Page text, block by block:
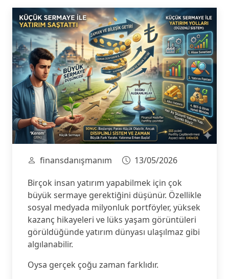
finansdanışmanım
13/05/2026
Birçok insan yatırım yapabilmek için çok
büyük sermaye gerektiğini düşünür. Özellikle
sosyal medyada milyonluk portföyler, yüksek
kazanç hikayeleri ve lüks yaşam görüntüleri
görüldüğünde yatırım dünyası ulaşılmaz gibi
algılanabilir.
Oysa gerçek çoğu zaman farklıdır.